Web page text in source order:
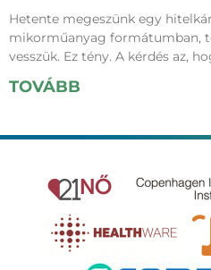
Hetente megeszünk egy
mikorműanyag formátumban,
vesszük. Ez tény. A kérdés az,
TOVÁBB